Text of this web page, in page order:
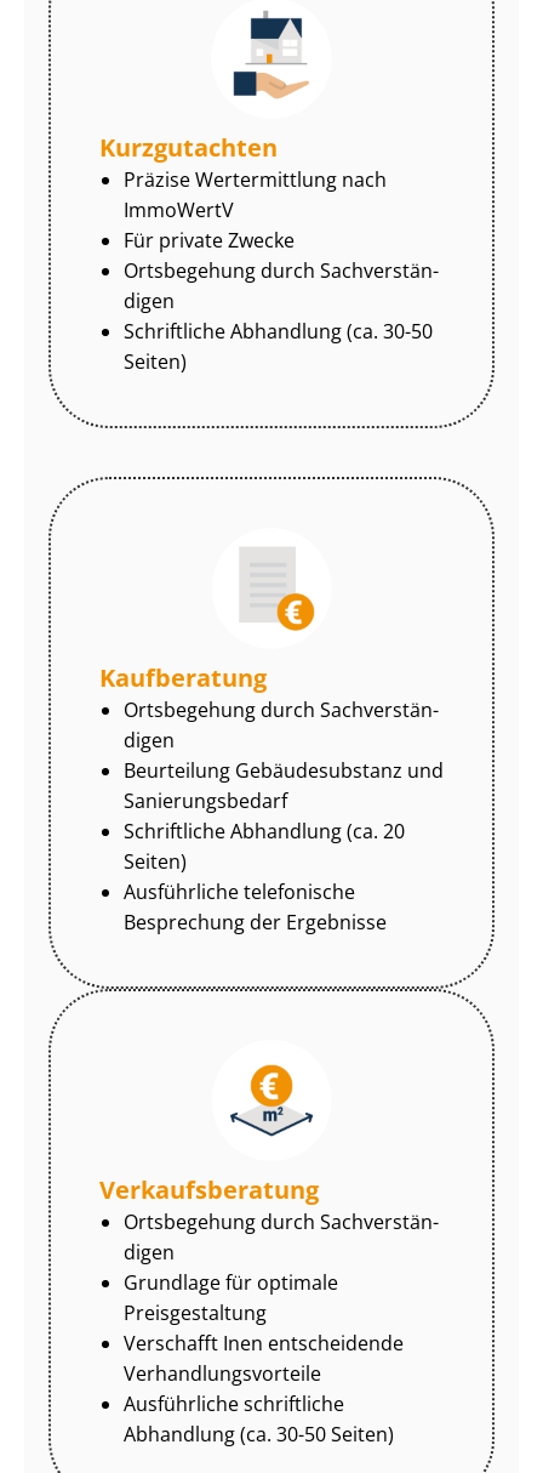
Kurzgutachten
Präzise Wertermittlung nach
ImmoWertV
Für private Zwecke
Ortsbegehung durch Sach­ver­stän­
di­gen
Schriftliche Abhandlung (ca. 30-50
Seiten)
Kaufberatung
Ortsbegehung durch Sach­ver­stän­
di­gen
Beurteilung Gebäudesubstanz und
Sa­nie­rungs­be­darf
Schriftliche Abhandlung (ca. 20
Seiten)
Ausführliche telefonische
Besprechung der Ergebnisse
Ver­kaufs­be­ra­tung
Ortsbegehung durch Sach­ver­stän­
di­gen
Grundlage für optimale
Preisgestaltung
Verschafft Inen entscheidende
Ver­hand­lungs­vor­tei­le
Ausführliche schriftliche
Abhandlung (ca. 30-50 Seiten)